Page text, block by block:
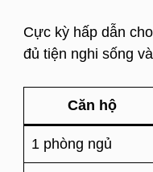
Cực kỳ hấp dẫn
đủ tiện nghi sống
Căn hộ
1 phòng ngủ